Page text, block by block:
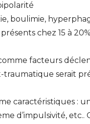
boulimie,
chez 15 à
facteurs
traumatique serait
caractéristiques :
d’impulsivité, etc..